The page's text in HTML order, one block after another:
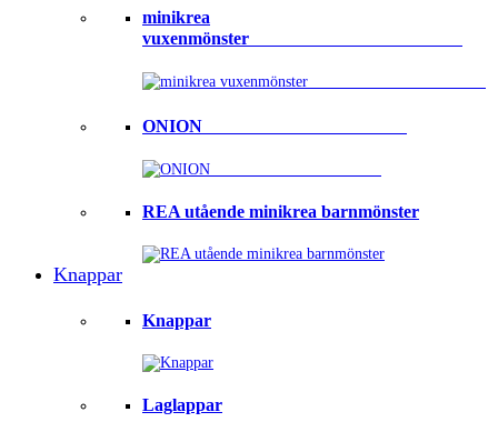
minikrea
vuxenmönster⠀⠀⠀⠀⠀⠀⠀⠀⠀⠀⠀⠀⠀⠀⠀⠀
ONION ⠀⠀⠀⠀⠀⠀⠀⠀⠀⠀⠀⠀⠀⠀⠀
REA utående minikrea barnmönster
Knappar
Knappar
Laglappar